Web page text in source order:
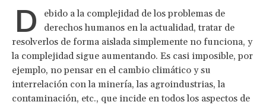
D
ebido a la complejidad de los problemas de
derechos humanos en la actualidad, tratar de
resolverlos de forma aislada simplemente no funciona, y
la complejidad sigue aumentando. Es casi imposible, por
ejemplo, no pensar en el cambio climático y su
interrelación con la minería, las agroindustrias, la
contaminación, etc., que incide en todos los aspectos de